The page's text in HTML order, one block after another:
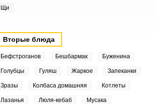
Щи
Вторые блюда
Бефстроганов Бешбармак Буженина
Голубцы Гуляш Жаркое Запеканки
Зразы Колбаса домашняя Котлеты
Лазанья Люля-кебаб Мусака